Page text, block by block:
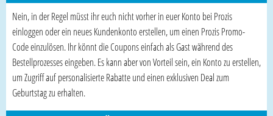
Nein, in der Regel müsst ihr euch nicht vorher in euer Konto bei Prozis
einloggen oder ein neues Kundenkonto erstellen, um einen Prozis Promo-
Code einzulösen. Ihr könnt die Coupons einfach als Gast während des
Bestellprozesses eingeben. Es kann aber von Vorteil sein, ein Konto zu erstellen,
um Zugriff auf personalisierte Rabatte und einen exklusiven Deal zum
Geburtstag zu erhalten.